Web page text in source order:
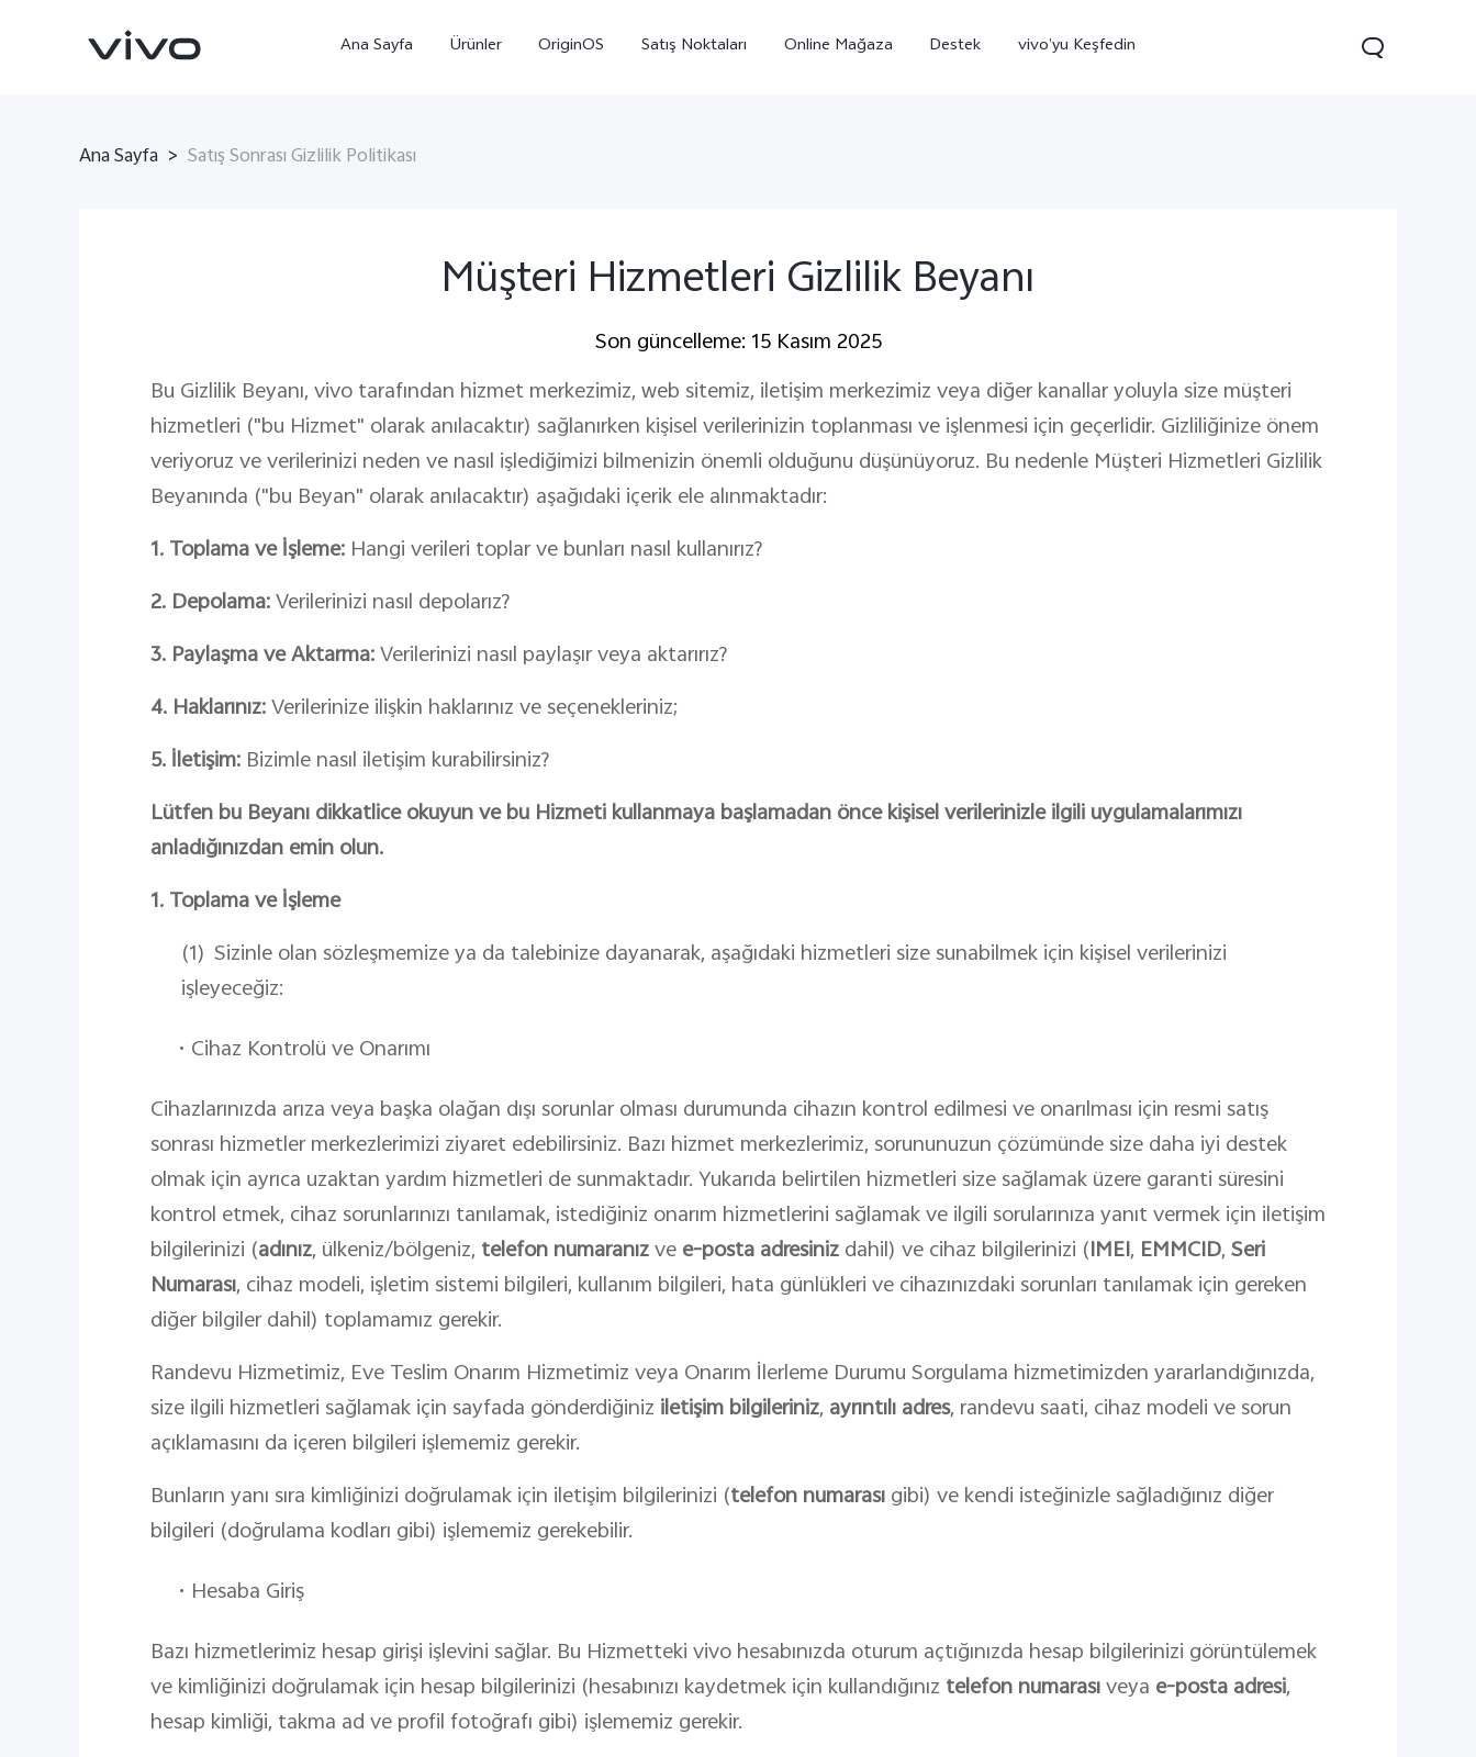
Ana Sayfa Ürünler OriginOS Satış Noktaları Online Mağaza Destek vivo’yu Keşfedin
Ana Sayfa > Satış Sonrası Gizlilik Politikası
Müşteri Hizmetleri Gizlilik Beyanı
Son güncelleme: 15 Kasım 2025
Bu Gizlilik Beyanı, vivo tarafından hizmet merkezimiz, web sitemiz, iletişim merkezimiz veya diğer kanallar yoluyla size müşteri
hizmetleri ("bu Hizmet" olarak anılacaktır) sağlanırken kişisel verilerinizin toplanması ve işlenmesi için geçerlidir. Gizliliğinize önem
veriyoruz ve verilerinizi neden ve nasıl işlediğimizi bilmenizin önemli olduğunu düşünüyoruz. Bu nedenle Müşteri Hizmetleri Gizlilik
Beyanında ("bu Beyan" olarak anılacaktır) aşağıdaki içerik ele alınmaktadır:
1. Toplama ve İşleme: Hangi verileri toplar ve bunları nasıl kullanırız?
2. Depolama:Verilerinizi nasıl depolarız?
3. Paylaşma ve Aktarma:Verilerinizi nasıl paylaşır veya aktarırız?
4. Haklarınız:Verilerinize ilişkin haklarınız ve seçenekleriniz;
5. İletişim: Bizimle nasıl iletişim kurabilirsiniz?
Lütfen bu Beyanı dikkatlice okuyun ve bu Hizmeti kullanmaya başlamadan önce kişisel verilerinizle ilgili uygulamalarımızı
anladığınızdan emin olun.
1. Toplama ve İşleme
(1) Sizinle olan sözleşmemize ya da talebinize dayanarak, aşağıdaki hizmetleri size sunabilmek için kişisel verilerinizi
işleyeceğiz:
• Cihaz Kontrolü ve Onarımı
Cihazlarınızda arıza veya başka olağan dışı sorunlar olması durumunda cihazın kontrol edilmesi ve onarılması için resmi satış
sonrası hizmetler merkezlerimizi ziyaret edebilirsiniz. Bazı hizmet merkezlerimiz, sorununuzun çözümünde size daha iyi destek
olmak için ayrıca uzaktan yardım hizmetleri de sunmaktadır. Yukarıda belirtilen hizmetleri size sağlamak üzere garanti süresini
kontrol etmek, cihaz sorunlarınızı tanılamak, istediğiniz onarım hizmetlerini sağlamak ve ilgili sorularınıza yanıt vermek için iletişim
bilgilerinizi (adınız, ülkeniz/bölgeniz, telefon numaranızvee-posta adresinizdahil) ve cihaz bilgilerinizi (IMEI, EMMCID,Seri
Numarası, cihaz modeli, işletim sistemi bilgileri, kullanım bilgileri, hata günlükleri ve cihazınızdaki sorunları tanılamak için gereken
diğer bilgiler dahil) toplamamız gerekir.
Randevu Hizmetimiz, Eve Teslim Onarım Hizmetimiz veya Onarım İlerleme Durumu Sorgulama hizmetimizden yararlandığınızda,
size ilgili hizmetleri sağlamak için sayfada gönderdiğiniz iletişim bilgileriniz, ayrıntılı adres, randevu saati, cihaz modeli ve sorun
açıklamasını da içeren bilgileri işlememiz gerekir.
Bunların yanı sıra kimliğinizi doğrulamak için iletişim bilgilerinizi (telefon numarasıgibi) ve kendi isteğinizle sağladığınız diğer
bilgileri (doğrulama kodları gibi) işlememiz gerekebilir.
• Hesaba Giriş
Bazı hizmetlerimiz hesap girişi işlevini sağlar. Bu Hizmetteki vivo hesabınızda oturum açtığınızda hesap bilgilerinizi görüntülemek
ve kimliğinizi doğrulamak için hesap bilgilerinizi (hesabınızı kaydetmek için kullandığınız telefon numarasıveya e-posta adresi,
hesap kimliği, takma ad ve profil fotoğrafı gibi) işlememiz gerekir.